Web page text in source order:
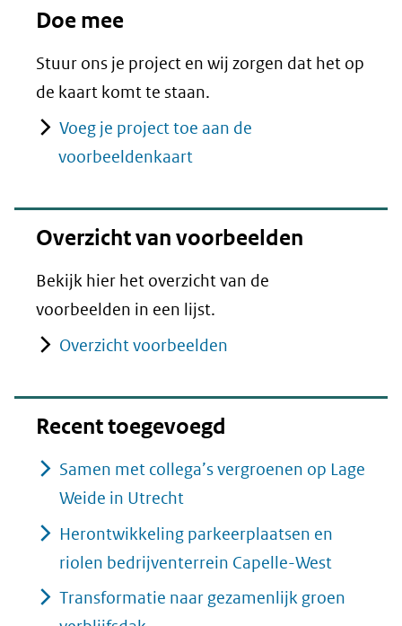
Doe mee
Stuur ons je project en wij zorgen dat het op
de kaart komt te staan.
Voeg je project toe aan de
voorbeeldenkaart
Overzicht van voorbeelden
Bekijk hier het overzicht van de
voorbeelden in een lijst.
Overzicht voorbeelden
Recent toegevoegd
Samen met collega’s vergroenen op Lage
Weide in Utrecht
Herontwikkeling parkeerplaatsen en
riolen bedrijventerrein Capelle-West
Transformatie naar gezamenlijk groen